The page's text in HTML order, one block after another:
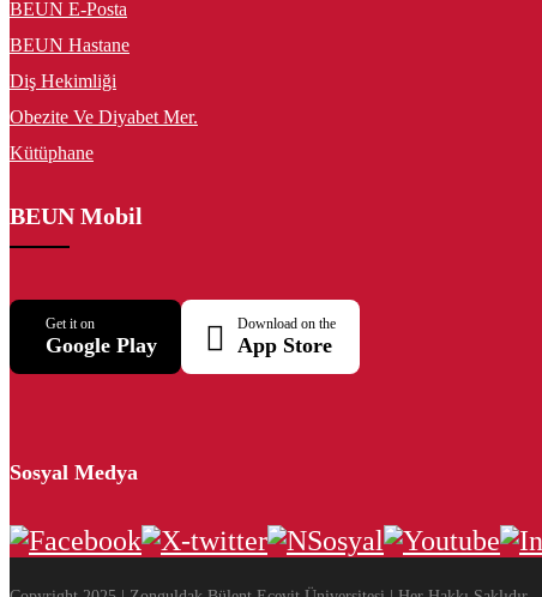
BEUN E-Posta
BEUN Hastane
Diş Hekimliği
Obezite Ve Diyabet Mer.
Kütüphane
BEUN Mobil
Get it on
Google Play
Download on the
App Store
Sosyal Medya